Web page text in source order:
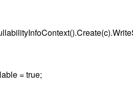
true;